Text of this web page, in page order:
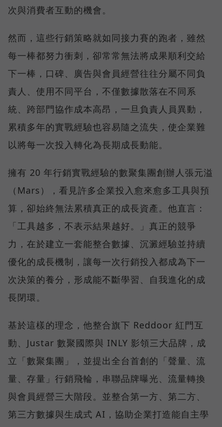
次與消費者互動的機會。
然而，這些行銷策略就如同接力賽的跑者，雖然
每一棒都努力衝刺，卻常常無法將成果順利交給
下一棒，口碑、廣告與會員經營往往分屬不同負
責人、使用不同平台，不僅數據散落在不同系
統、跨部門協作成本高昂，一旦負責人員異動，
累積多年的實戰經驗也容易隨之流失，使企業難
以將每一次投入轉化為長期成長動能。
擁有 20 年行銷實戰經驗的數聚集團創辦人張元溢
（Mars），看見許多企業投入愈來愈多工具與預
算，卻始終無法累積真正的成長資產。他直言：
「工具越多，不表示結果越好。」真正的競爭
力，在於建立一套能整合數據、沉澱經驗並持續
優化的成長機制，讓每一次行銷投入都成為下一
次決策的養分，形成能不斷學習、自我進化的成
長閉環。
基於這樣的理念，他整合旗下 Reddoor 紅門互
動、Justar 數聚國際與 INLY 影領三大品牌，成
立「數聚集團」，並提出全台首創的「聲量、流
量、存量」行銷飛輪，串聯品牌曝光、流量轉換
與會員經營三大階段。並整合第一方、第二方、
第三方數據與生成式 AI，協助企業打造能自主學